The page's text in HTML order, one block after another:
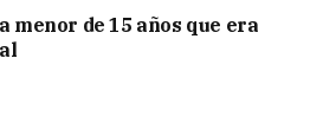
menor de 15 años que era